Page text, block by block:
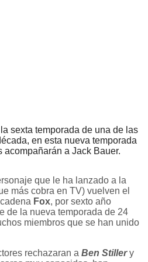
sexta temporada de una de las
en esta nueva temporada
acompañarán a Jack Bauer.
que le ha lanzado a la
más cobra en TV) vuelven el
Fox, por sexto año
de la nueva temporada de 24
miembros que se han unido
rechazaran aBen Stillery